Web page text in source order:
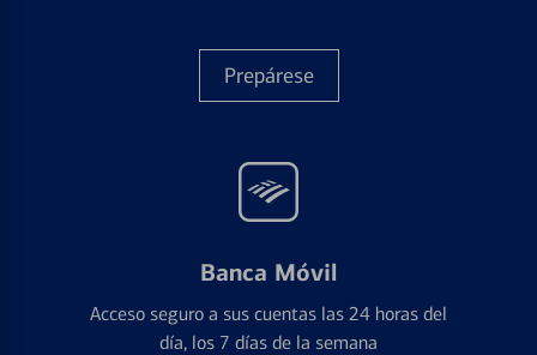
Prepárese
Banca Móvil
Acceso seguro a sus cuentas las 24 horas del
día, los 7 días de la semana